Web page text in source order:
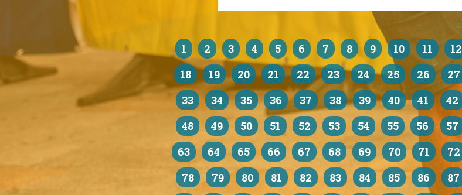
1 2 3 4 5 6 7 8 9 10 11 12
18
19 20 21 22 23 24 25 26 27
33
34 35 36 37 38 39 40 41 42
48
49 50 51 52 53 54 55 56 57
63
64 65 66 67 68 69 70 71 72
78
79 80 81 82 83 84 85 86 87